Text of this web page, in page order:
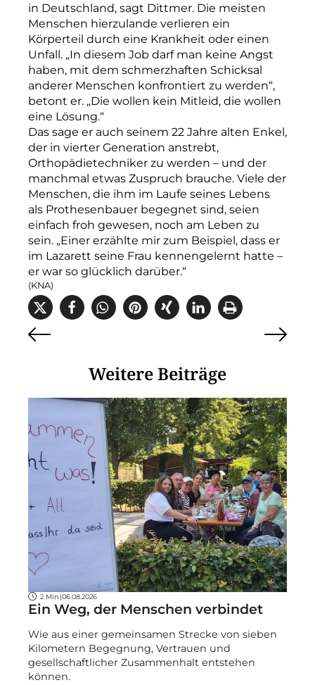
in Deutschland, sagt Dittmer. Die meisten
Menschen hierzulande verlieren ein
Körperteil durch eine Krankheit oder einen
Unfall. „In diesem Job darf man keine Angst
haben, mit dem schmerzhaften Schicksal
anderer Menschen konfrontiert zu werden“,
betont er. „Die wollen kein Mitleid, die wollen
eine Lösung.“
Das sage er auch seinem 22 Jahre alten Enkel,
der in vierter Generation anstrebt,
Orthopädietechniker zu werden – und der
manchmal etwas Zuspruch brauche. Viele der
Menschen, die ihm im Laufe seines Lebens
als Prothesenbauer begegnet sind, seien
einfach froh gewesen, noch am Leben zu
sein. „Einer erzählte mir zum Beispiel, dass er
im Lazarett seine Frau kennengelernt hatte –
er war so glücklich darüber.“
(KNA)
Weitere Beiträge
2 Min. |06.08.2026
Ein Weg, der Menschen verbindet
Wie aus einer gemeinsamen Strecke von sieben
Kilometern Begegnung, Vertrauen und
gesellschaftlicher Zusammenhalt entstehen
können.